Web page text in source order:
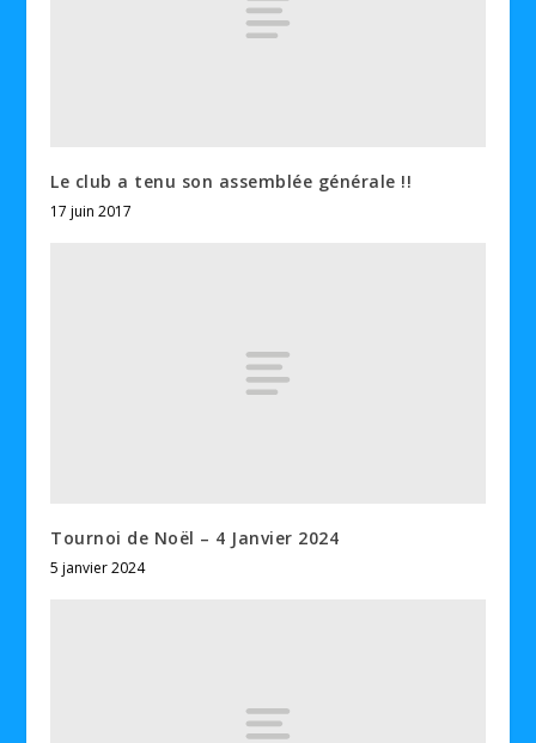
Le club a tenu son assemblée générale !!
17 juin 2017
Tournoi de Noël – 4 Janvier 2024
5 janvier 2024